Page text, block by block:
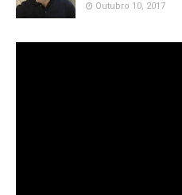
Outubro 10, 2017